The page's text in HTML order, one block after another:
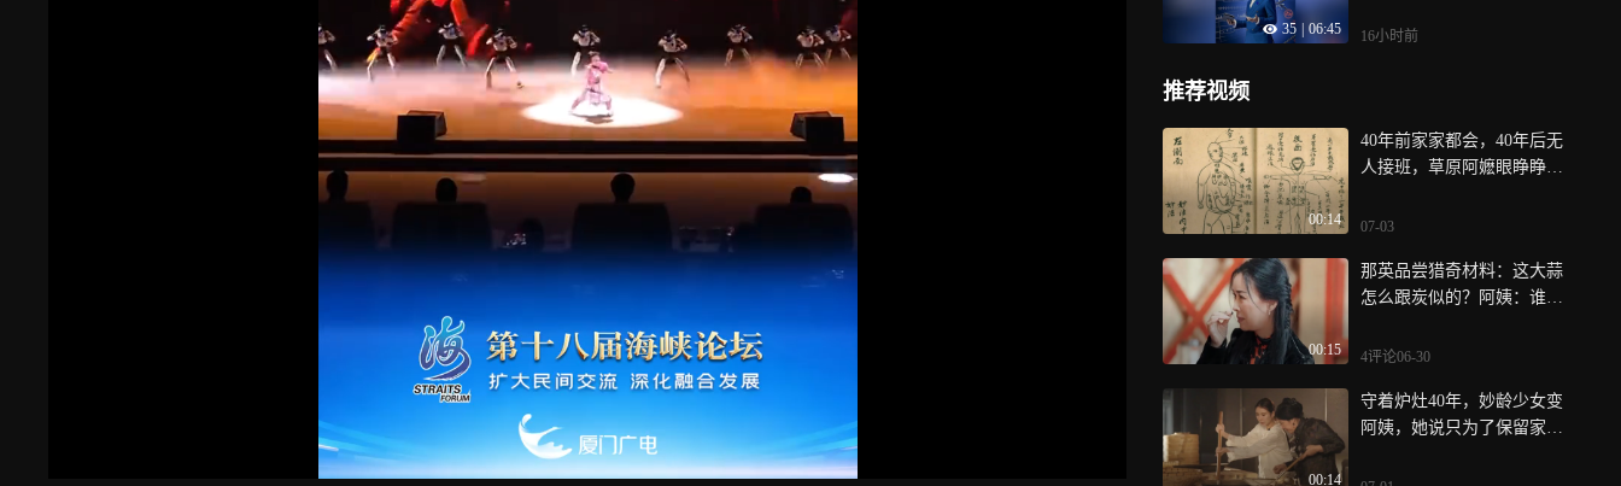
35 06:45
剖析从“皇汉史观”到“1644史
16小时前
推荐视频
00:14
40年前家家都会，40年后无
人接班，草原阿嬷眼睁睁看
07-03
00:15
那英品尝猎奇材料：这大蒜
怎么跟炭似的？阿姨：谁让
4评论06-30
00:14
守着炉灶40年，妙龄少女变
阿姨，她说只为了保留家乡